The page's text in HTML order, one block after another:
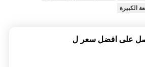
الكبيرة
على افضل سعر ل